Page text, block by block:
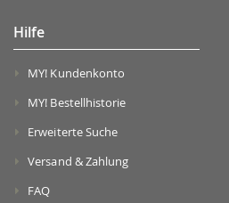
Hilfe
MY! Kundenkonto
MY! Bestellhistorie
Erweiterte Suche
Versand & Zahlung
FAQ